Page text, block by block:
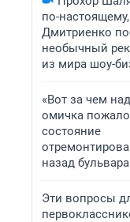
по-
Дмитриенко
необычный
из мира шоу-
«Вот за чем
омичка
состояние
назад
Эти вопросы